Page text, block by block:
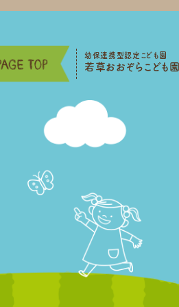
幼保連携型認定こども園
若草おおぞらこども園